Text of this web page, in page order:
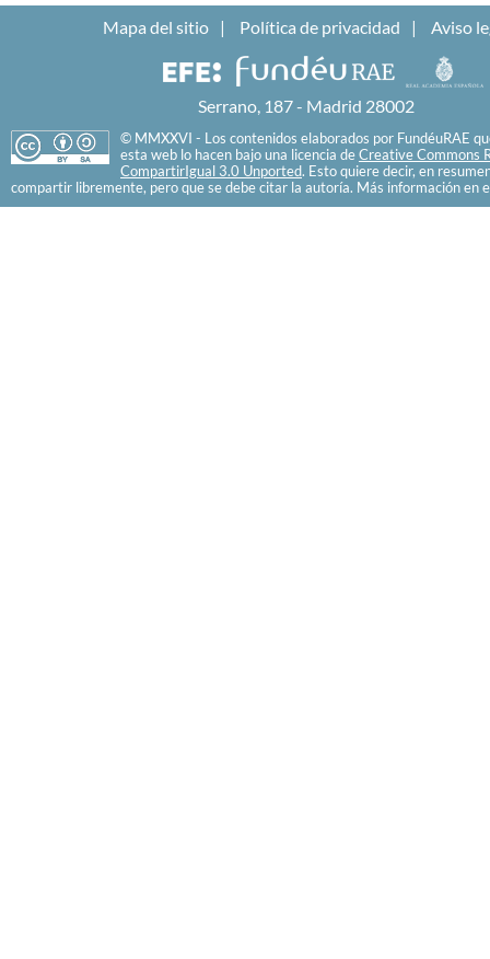
Mapa del sitio Política de privacidad Aviso
Serrano, 187 - Madrid 28002
© MMXXVI - Los contenidos elaborados por FundéuRAE
esta web lo hacen bajo una licencia de Creative Commons
CompartirIgual 3.0 Unported. Esto quiere decir, en
compartir libremente, pero que se debe citar la autoría. Más información en